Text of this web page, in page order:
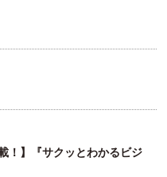
！】『サクッとわかるビジ